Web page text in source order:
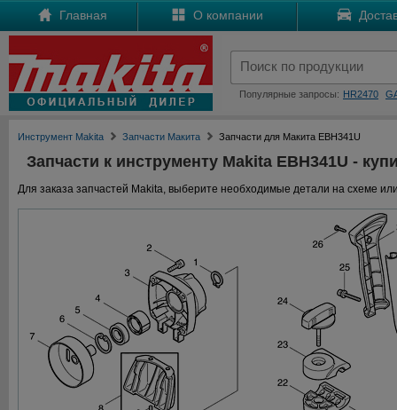
Главная О компании
Популярные запросы: HR2470
Инструмент Makita Запчасти Макита Запчасти для Макита EBH341U
Запчасти к инструменту Makita EBH341U -
Для заказа запчастей Makita, выберите необходимые детали на схеме